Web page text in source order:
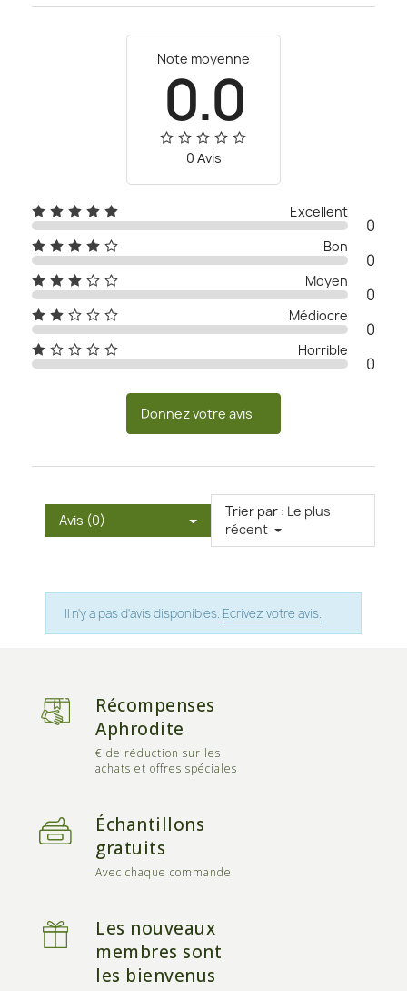
Note moyenne
0.0
0 Αvis
Excellent
0
Bon
0
Moyen
0
Médiocre
0
Horrible
0
Donnez votre avis
Avis (0)
Trier par : Le plus
récent
Il n'y a pas d'avis disponibles. Ecrivez votre avis.
Récompenses
Aphrodite
€ de réduction sur les
achats et offres spéciales
Échantillons
gratuits
Avec chaque commande
Les nouveaux
membres sont
les bienvenus